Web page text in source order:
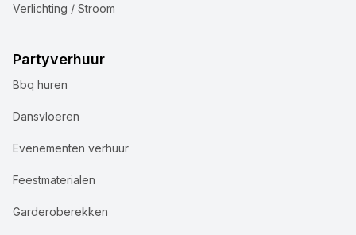
Verlichting / Stroom
Partyverhuur
Bbq huren
Dansvloeren
Evenementen verhuur
Feestmaterialen
Garderoberekken